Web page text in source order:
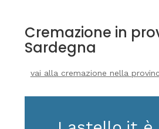
Cremazione in
Sardegna
vai alla cremazione nella